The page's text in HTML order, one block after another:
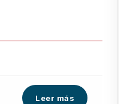
Leer más